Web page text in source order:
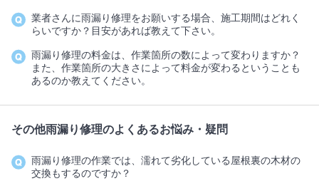
業者さんに雨漏り修理をお願いする場合、施工期間はどれく
らいですか？目安があれば教えて下さい。
雨漏り修理の料金は、作業箇所の数によって変わりますか？
また、作業箇所の大きさによって料金が変わるということも
あるのか教えてください。
その他雨漏り修理のよくあるお悩み・疑問
雨漏り修理の作業では、濡れて劣化している屋根裏の木材の
交換もするのですか？